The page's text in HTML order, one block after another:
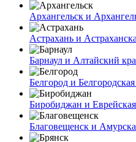
Архангельск и
Астрахань и
Барнаул и Алтайский
Белгород и Белгородская
Биробиджан и
Благовещенск и